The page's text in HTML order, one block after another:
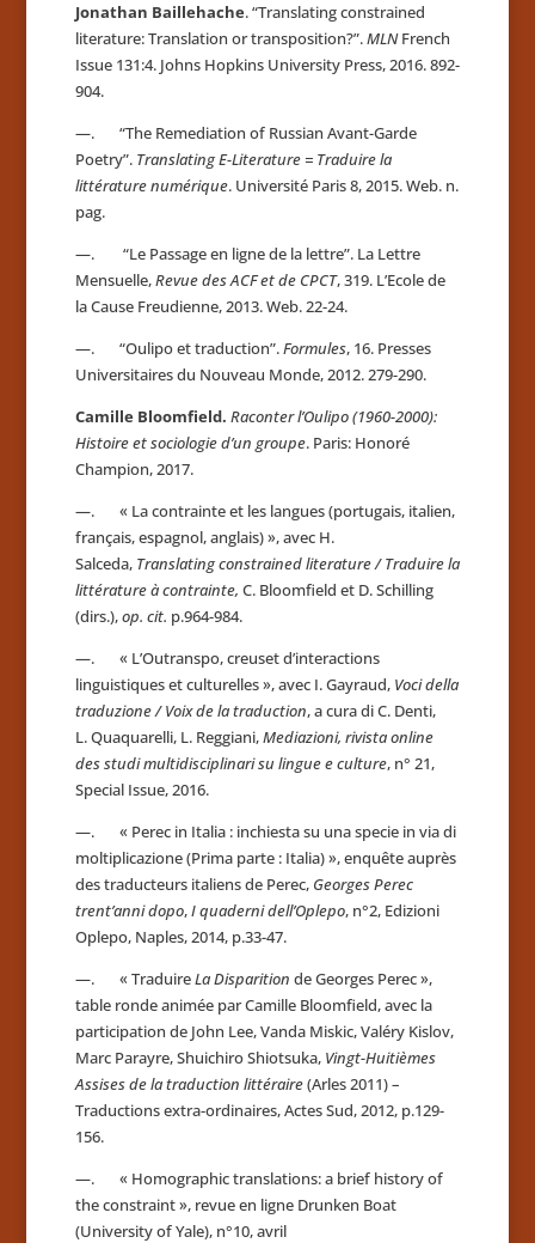
Jonathan Baillehache. “Translating constrained
literature: Translation or transposition?”.MLNFrench
Issue 131:4. Johns Hopkins University Press, 2016. 892-
904.
—. “The Remediation of Russian Avant-Garde
Poetry”. Translating E-Literature = Traduire la
littérature numérique. Université Paris 8, 2015. Web. n.
pag.
—. “Le Passage en ligne de la lettre”. La Lettre
Mensuelle,Revue des ACF et de CPCT, 319. L’Ecole de
la Cause Freudienne, 2013. Web. 22-24.
—. “Oulipo et traduction”.Formules, 16. Presses
Universitaires du Nouveau Monde, 2012. 279-290.
Camille Bloomfield. Raconter l’Oulipo (1960-2000):
Histoire et sociologie d’un groupe. Paris: Honoré
Champion, 2017.
—. « La contrainte et les langues (portugais, italien,
français, espagnol, anglais) », avec H.
Salceda, Translating constrained literature / Traduire la
littérature à contrainte, C. Bloomfield et D. Schilling
(dirs.),op. cit. p.964-984.
—.
« L’Outranspo, creuset d’interactions
linguistiques et culturelles », avec I. Gayraud, Voci della
traduzione / Voix de la traduction, a cura di C. Denti,
L. Quaquarelli, L. Reggiani,Mediazioni, rivista online
des studi multidisciplinari su lingue e culture, n° 21,
Special Issue, 2016.
—. « Perec in Italia : inchiesta su una specie in via di
moltiplicazione (Prima parte : Italia) », enquête auprès
des traducteurs italiens de Perec, Georges Perec
trent’anni dopo,I quaderni dell’Oplepo, n°2, Edizioni
Oplepo, Naples, 2014, p.33-47.
—. « TraduireLa Disparition de Georges Perec »,
table ronde animée par Camille Bloomfield, avec la
participation de John Lee, Vanda Miskic, Valéry Kislov,
Marc Parayre, Shuichiro Shiotsuka, Vingt-Huitièmes
Assises de la traduction littéraire(Arles 2011) –
Traductions extra-ordinaires, Actes Sud, 2012, p.129-
156.
—. « Homographic translations: a brief history of
the constraint », revue en ligne Drunken Boat
(University of Yale), n°10, avril